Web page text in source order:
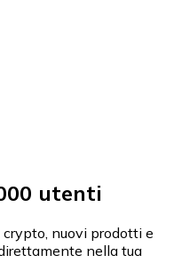
utenti
nuovi prodotti e
nella tua